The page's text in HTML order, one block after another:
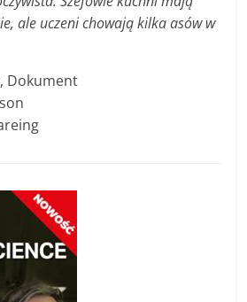
ale uczeni chowają kilka asów w
Dokument